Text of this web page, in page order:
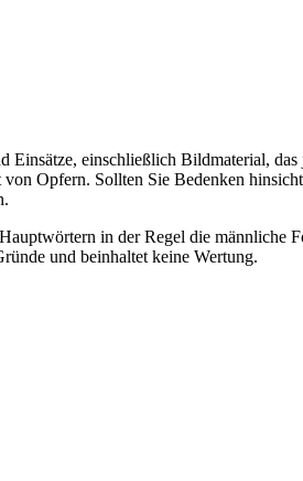
einschließlich Bildmaterial,
Opfern. Sollten Sie Bedenken
in der Regel die
und beinhaltet keine Wertung.